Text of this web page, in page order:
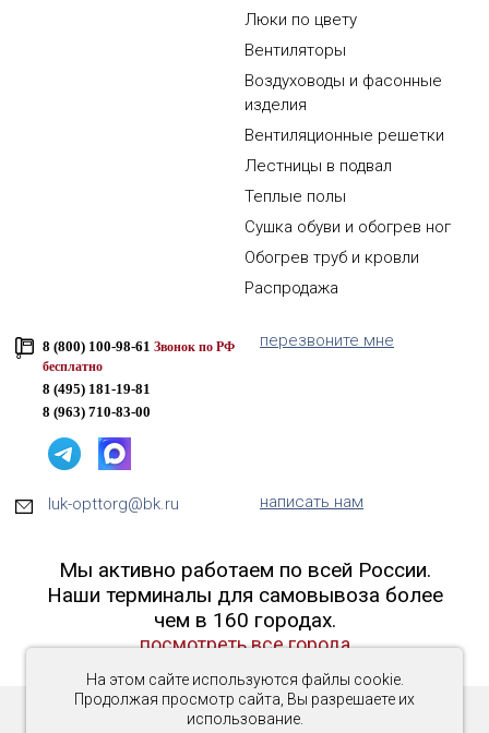
На этом сайте используются файлы cookie.
Продолжая просмотр сайта, Вы разрешаете их
использование.
Люки по цвету
Вентиляторы
Воздуховоды и фасонные
изделия
Вентиляционные решетки
Лестницы в подвал
Теплые полы
Сушка обуви и обогрев ног
Обогрев труб и кровли
Распродажа
8 (800) 100-98-61 Звонок по РФ
бесплатно
8 (495) 181-19-81
8 (963) 710-83-00
перезвоните мне
luk-opttorg@bk.ru написать нам
Мы активно работаем по всей России.
Наши терминалы для самовывоза более
чем в 160 городах.
посмотреть все города